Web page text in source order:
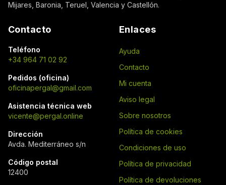
Mijares, Baronia, Teruel, Valencia y Castellón.
Contacto
Teléfono
+34 964 71 02 92
Pedidos (oficina)
oficinapergal@gmail.com
Asistencia técnica web
vicente@pergal.online
Dirección
Avda. Mediterráneo s/n
Código postal
12400
Enlaces
Ayuda
Contacto
Mi cuenta
Aviso legal
Sobre nosotros
Política de cookies
Condiciones de uso
Política de privacidad
Política de devoluciones